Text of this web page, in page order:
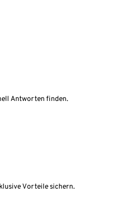
Antworten finden.
Vorteile sichern.